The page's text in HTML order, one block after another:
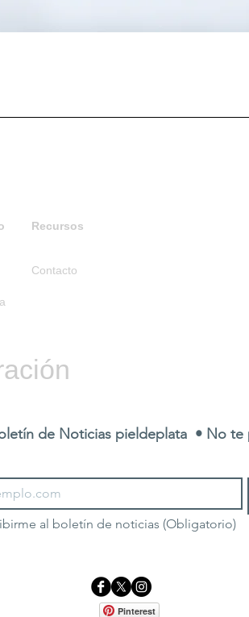
Recursos
Contacto
de Noticias pieldeplata  • No te
al boletín de noticias (Obligatorio)
Pinterest